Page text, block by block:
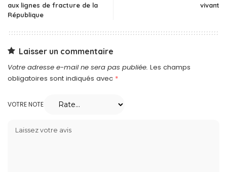
aux lignes de fracture de la
République
vivant
Laisser un commentaire
Votre adresse e-mail ne sera pas publiée. Les champs
obligatoires sont indiqués avec *
VOTRE NOTE